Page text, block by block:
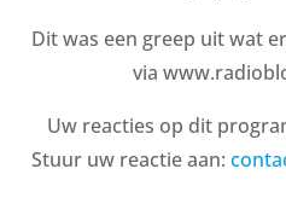
Dit was een greep uit wat
via
Uw reacties op dit
Stuur uw reactie aan: